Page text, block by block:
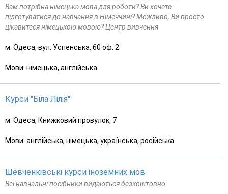
Вам потрібна німецька мова для роботи? Ви хочете
підготуватися до навчання в Німеччині? Можливо, Ви просто
цікавитеся німецькою мовою? Центр вивчення
м. Одеса, вул. Успенська, 60 оф. 2
Мови: німецька, англійська
Курси "Біла Лілія"
м. Одеса, Книжковий провулок, 7
Мови: англійська, німецька, українська, російська
Шевченківські курси іноземних мов
Всі навчальні посібники видаються безкоштовно